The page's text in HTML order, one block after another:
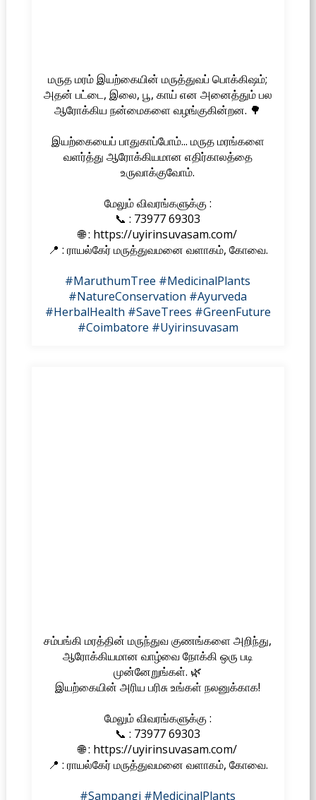
மருத மரம் இயற்கையின் மருத்துவப் பொக்கிஷம்;
அதன் பட்டை, இலை, பூ, காய் என அனைத்தும் பல
ஆரோக்கிய நன்மைகளை வழங்குகின்றன. 🌳
இயற்கையைப் பாதுகாப்போம்... மருத மரங்களை
வளர்த்து ஆரோக்கியமான எதிர்காலத்தை
உருவாக்குவோம்.
மேலும் விவரங்களுக்கு :
📞 : 73977 69303
🌐 : https://uyirinsuvasam.com/
📍 : ராயல்கேர் மருத்துவமனை வளாகம், கோவை.
#MaruthumTree #MedicinalPlants
#NatureConservation #Ayurveda
#HerbalHealth #SaveTrees #GreenFuture
#Coimbatore #Uyirinsuvasam
சம்பங்கி மரத்தின் மருந்துவ குணங்களை அறிந்து,
ஆரோக்கியமான வாழ்வை நோக்கி ஒரு படி
முன்னேறுங்கள். 🌿
இயற்கையின் அரிய பரிசு உங்கள் நலனுக்காக!
மேலும் விவரங்களுக்கு :
📞 : 73977 69303
🌐 : https://uyirinsuvasam.com/
📍 : ராயல்கேர் மருத்துவமனை வளாகம், கோவை.
#Sampangi #MedicinalPlants